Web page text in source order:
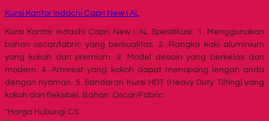
Kursi Kantor Indachi Capri New I AL
Kursi Kantor Indachi Capri New I AL Spesifikasi: 1. Menggunakan
bahan oscar/fabric yang berkualitas. 2. Rangka kaki aluminium
yang kokoh dan premium. 3. Model desain yang berkelas dan
modern. 4. Armrest yang kokoh dapat menopang lengan anda
dengan nyaman. 5. Sandaran Kursi HDT (Heavy Duty Tilting) yang
kokoh dan fleksibel. Bahan: Oscar/Fabric
*Harga Hubungi CS